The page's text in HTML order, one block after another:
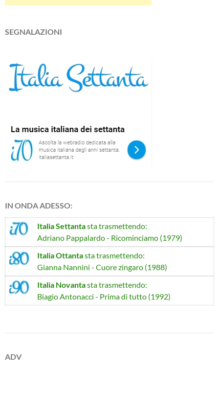
SEGNALAZIONI
IN ONDA ADESSO:
Italia Settantasta trasmettendo:
Adriano Pappalardo - Ricominciamo (1979)
Italia Ottantasta trasmettendo:
Gianna Nannini - Cuore zingaro (1988)
Italia Novantasta trasmettendo:
Biagio Antonacci - Prima di tutto (1992)
ADV